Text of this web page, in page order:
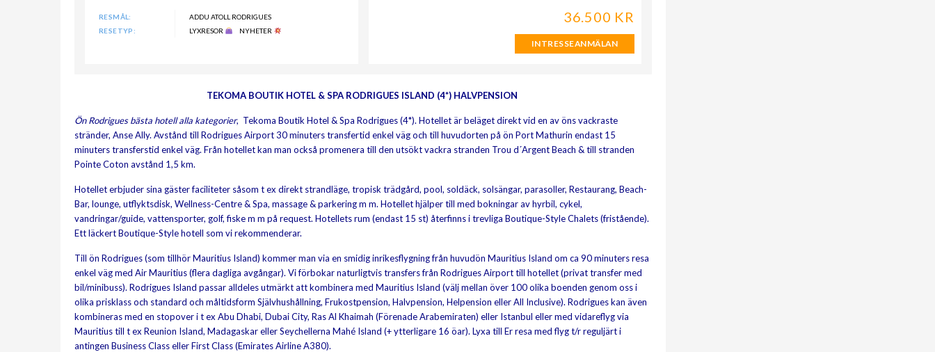
RESMÅL:
ADDU ATOLL RODRIGUES
RESETYP:
LYXRESOR NYHETER
36.500 KR
INTRESSEANMÄLAN
TEKOMA BOUTIK HOTEL & SPA RODRIGUES ISLAND (4*) HALVPENSION
Ön Rodrigues bästa hotell alla kategorier, Tekoma Boutik Hotel & Spa Rodrigues (4*). Hotellet är beläget direkt vid en av öns vackraste
stränder, Anse Ally. Avstånd till Rodrigues Airport 30 minuters transfertid enkel väg och till huvudorten på ön Port Mathurin endast 15
minuters transferstid enkel väg. Från hotellet kan man också promenera till den utsökt vackra stranden Trou d´Argent Beach & till stranden
Pointe Coton avstånd 1,5 km.
Hotellet erbjuder sina gäster faciliteter såsom t ex direkt strandläge, tropisk trädgård, pool, soldäck, solsängar, parasoller, Restaurang, Beach-
Bar, lounge, utflyktsdisk, Wellness-Centre & Spa, massage & parkering m m. Hotellet hjälper till med bokningar av hyrbil, cykel,
vandringar/guide, vattensporter, golf, fiske m m på request. Hotellets rum (endast 15 st) återfinns i trevliga Boutique-Style Chalets (fristående).
Ett läckert Boutique-Style hotell som vi rekommenderar.
Till ön Rodrigues (som tillhör Mauritius Island) kommer man via en smidig inrikesflygning från huvudön Mauritius Island om ca 90 minuters resa
enkel väg med Air Mauritius (flera dagliga avgångar). Vi förbokar naturligtvis transfers från Rodrigues Airport till hotellet (privat transfer med
bil/minibuss). Rodrigues Island passar alldeles utmärkt att kombinera med Mauritius Island (välj mellan över 100 olika boenden genom oss i
olika prisklass och standard och måltidsform Självhushållning, Frukostpension, Halvpension, Helpension eller All Inclusive). Rodrigues kan även
kombineras med en stopover i t ex Abu Dhabi, Dubai City, Ras Al Khaimah (Förenade Arabemiraten) eller Istanbul eller med vidareflyg via
Mauritius till t ex Reunion Island, Madagaskar eller Seychellerna Mahé Island (+ ytterligare 16 öar). Lyxa till Er resa med flyg t/r reguljärt i
antingen Business Class eller First Class (Emirates Airline A380).